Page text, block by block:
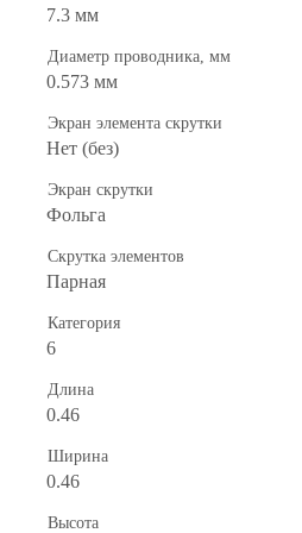
7.3 мм
Диаметр проводника, мм
0.573 мм
Экран элемента скрутки
Нет (без)
Экран скрутки
Фольга
Скрутка элементов
Парная
Категория
6
Длина
0.46
Ширина
0.46
Высота